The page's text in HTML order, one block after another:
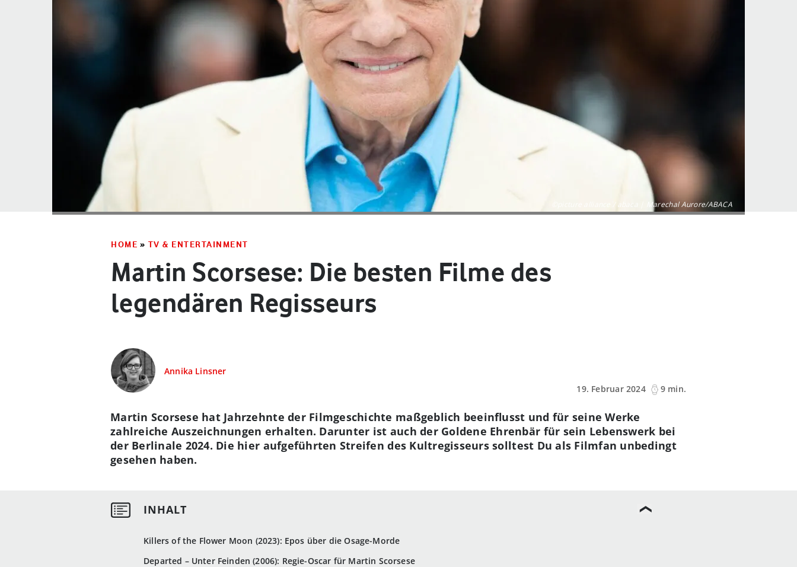
©picture alliance / abaca | Marechal Aurore/ABACA
HOME » TV & ENTERTAINMENT
Martin Scorsese: Die besten Filme des
legendären Regisseurs
Annika Linsner
19. Februar 2024
9 min.
Killers of the Flower Moon (2023): Epos über die Osage-Morde
Departed – Unter Feinden (2006): Regie-Oscar für Martin Scorsese
Martin Scorsese hat Jahrzehnte der Filmgeschichte maßgeblich beeinflusst und für seine Werke
zahlreiche Auszeichnungen erhalten. Darunter ist auch der Goldene Ehrenbär für sein Lebenswerk bei
der Berlinale 2024. Die hier aufgeführten Streifen des Kultregisseurs solltest Du als Filmfan unbedingt
gesehen haben.